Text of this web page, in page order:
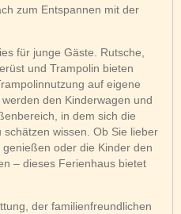
zum Entspannen mit der
für junge Gäste. Rutsche,
und Trampolin bieten
auf eigene
den Kinderwagen und
in dem sich die
wissen. Ob Sie lieber
oder die Kinder den
– dieses Ferienhaus bietet
der familienfreundlichen